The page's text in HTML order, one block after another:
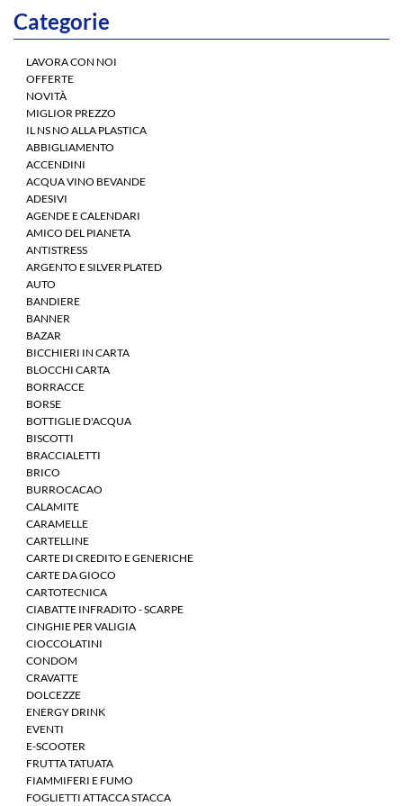
Categorie
LAVORA CON NOI
OFFERTE
NOVITÀ
MIGLIOR PREZZO
IL NS NO ALLA PLASTICA
ABBIGLIAMENTO
ACCENDINI
ACQUA VINO BEVANDE
ADESIVI
AGENDE E CALENDARI
AMICO DEL PIANETA
ANTISTRESS
ARGENTO E SILVER PLATED
AUTO
BANDIERE
BANNER
BAZAR
BICCHIERI IN CARTA
BLOCCHI CARTA
BORRACCE
BORSE
BOTTIGLIE D'ACQUA
BISCOTTI
BRACCIALETTI
BRICO
BURROCACAO
CALAMITE
CARAMELLE
CARTELLINE
CARTE DI CREDITO E GENERICHE
CARTE DA GIOCO
CARTOTECNICA
CIABATTE INFRADITO - SCARPE
CINGHIE PER VALIGIA
CIOCCOLATINI
CONDOM
CRAVATTE
DOLCEZZE
ENERGY DRINK
EVENTI
E-SCOOTER
FRUTTA TATUATA
FIAMMIFERI E FUMO
FOGLIETTI ATTACCA STACCA